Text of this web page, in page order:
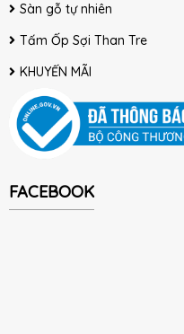
Sàn gỗ tự nhiên
Tấm Ốp Sợi Than Tre
KHUYẾN MÃI
FACEBOOK